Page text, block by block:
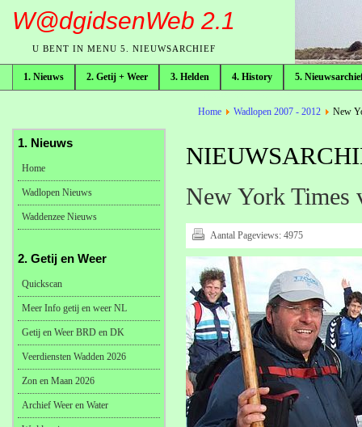
W@dgidsenWeb 2.1
U BENT IN MENU 5. NIEUWSARCHIEF
1. Nieuws 2. Getij + Weer 3. Helden 4. History 5.
broodkruimelpad
Home Wadlopen 2007 - 2012 New
New York Times
Aantal Pageviews: 4975
1. Nieuws
Home
Wadlopen Nieuws
Waddenzee Nieuws
2. Getij en Weer
Quickscan
Meer Info getij en weer NL
Getij en Weer BRD en DK
Veerdiensten Wadden 2026
Zon en Maan 2026
Archief Weer en Water